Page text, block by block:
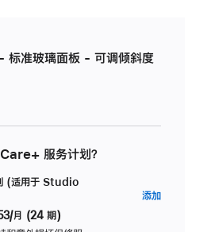
准玻璃面板 - 可调倾斜度
服务计划？
(适用于 Studio
月 (24 期)
添加